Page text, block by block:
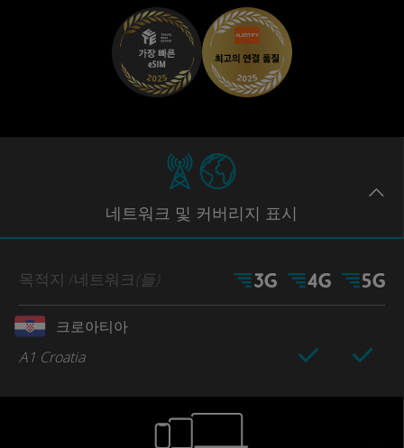
네트워크 및 커버리지 표시
목적지 /네트워크(들)
크로아티아
A1 Croatia